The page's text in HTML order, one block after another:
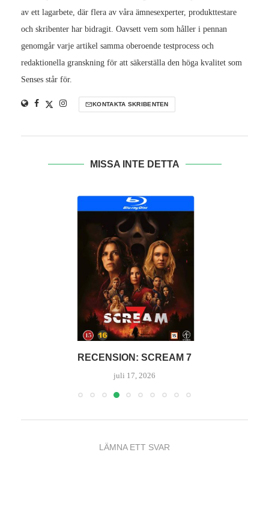
av ett lagarbete, där flera av våra ämnesexperter, produkttestare
och skribenter har bidragit. Oavsett vem som håller i pennan
genomgår varje artikel samma oberoende testprocess och
redaktionella granskning för att säkerställa den höga kvalitet som
Senses står för.
KONTAKTA SKRIBENTEN
MISSA INTE DETTA
RECENSION: SCREAM 7
juli 17, 2026
LÄMNA ETT SVAR